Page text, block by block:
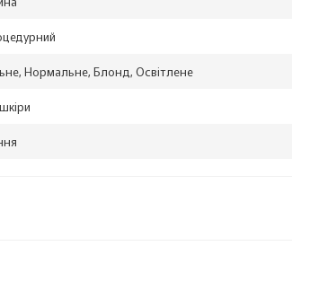
Нормальне, Блонд, Освітлене